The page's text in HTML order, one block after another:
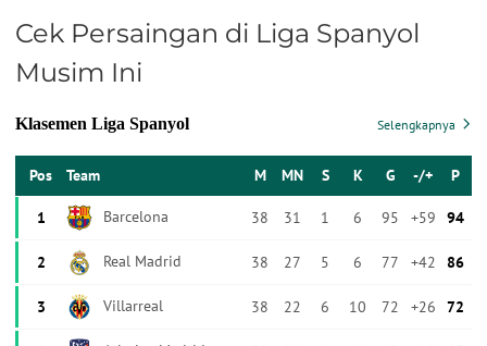
Cek Persaingan di Liga Spanyol
Musim Ini